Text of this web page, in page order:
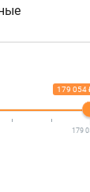
179 054
179